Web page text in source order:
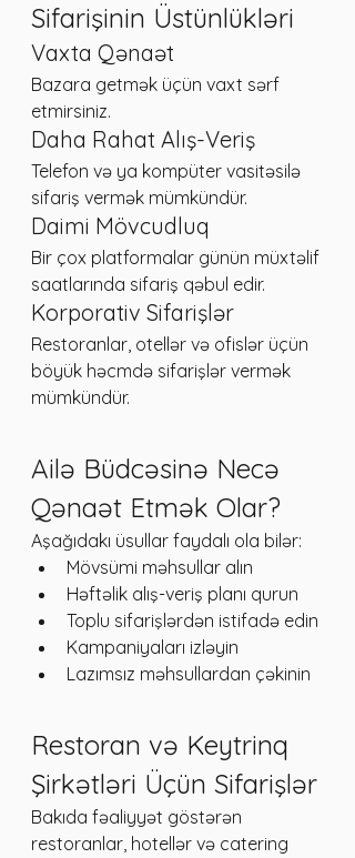
Sifarişinin Üstünlükləri
Vaxta Qənaət
Bazara getmək üçün vaxt sərf
etmirsiniz.
Daha Rahat Alış-Veriş
Telefon və ya kompüter vasitəsilə
sifariş vermək mümkündür.
Daimi Mövcudluq
Bir çox platformalar günün müxtəlif
saatlarında sifariş qəbul edir.
Korporativ Sifarişlər
Restoranlar, otellər və ofislər üçün
böyük həcmdə sifarişlər vermək
mümkündür.
Ailə Büdcəsinə Necə
Qənaət Etmək Olar?
Aşağıdakı üsullar faydalı ola bilər:
Mövsümi məhsullar alın
Həftəlik alış-veriş planı qurun
Toplu sifarişlərdən istifadə edin
Kampaniyaları izləyin
Lazımsız məhsullardan çəkinin
Restoran və Keytrinq
Şirkətləri Üçün Sifarişlər
Bakıda fəaliyyət göstərən
restoranlar, hotellər və catering